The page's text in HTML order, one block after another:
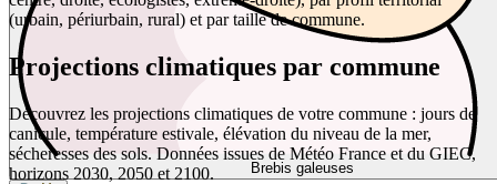
Brebis galeuses
(urbain, périurbain, rural) et par taille de commune.
Projections climatiques par commune
Découvrez les projections climatiques de votre commune : jours de
canicule, température estivale, élévation du niveau de la mer,
sécheresses des sols. Données issues de Météo France et du GIEC,
horizons 2030, 2050 et 2100.